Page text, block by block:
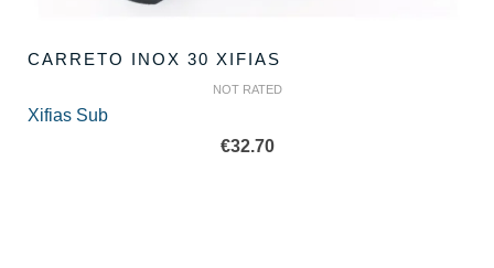
CARRETO INOX 30 XIFIAS
NOT RATED
Xifias Sub
€32.70